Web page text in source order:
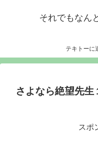
それでもなん
テキトーに
さよなら絶望先生
スポ